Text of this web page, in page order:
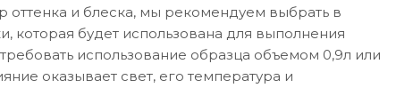
и блеска, мы рекомендуем выбрать в
которая будет использована для выполнения
использование образца объемом 0,9л или
оказывает свет, его температура и